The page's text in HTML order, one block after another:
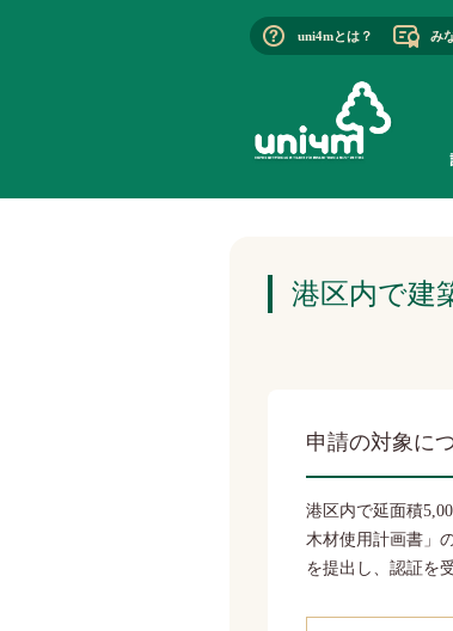
uni4mとは？ み
港区内で建
申請の対象に
港区内で延面積
木材使用計画書」
を提出し、認証を